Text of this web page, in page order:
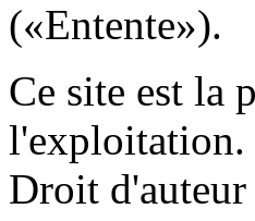
(«Entente»).
Ce site est la
l'exploitation.
Droit d'auteur